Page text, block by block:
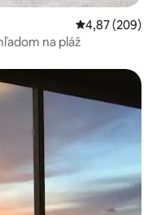
Priemerné
4,87 (209)
na pláž